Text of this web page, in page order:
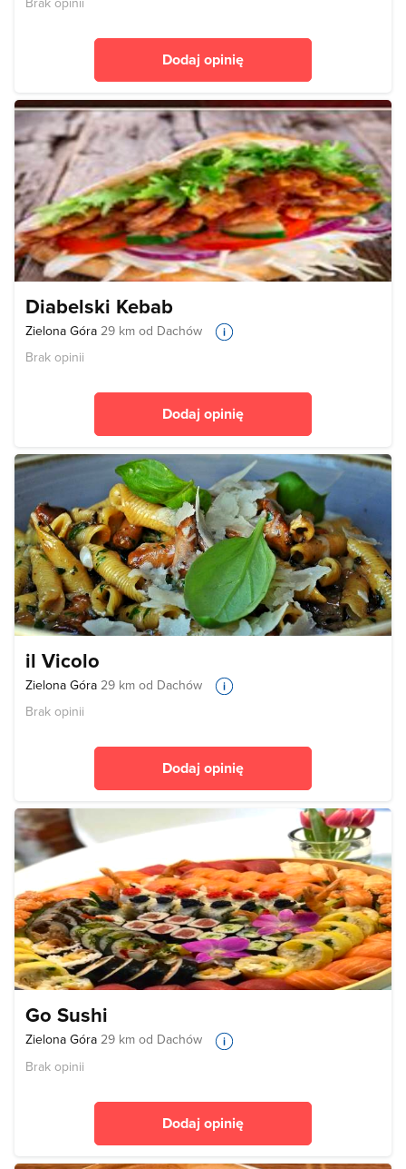
Dodaj opinię
Diabelski Kebab
Zielona Góra 29 km od Dachów
Brak opinii
Dodaj opinię
il Vicolo
Zielona Góra 29 km od Dachów
Brak opinii
Dodaj opinię
Go Sushi
Zielona Góra 29 km od Dachów
Brak opinii
Dodaj opinię